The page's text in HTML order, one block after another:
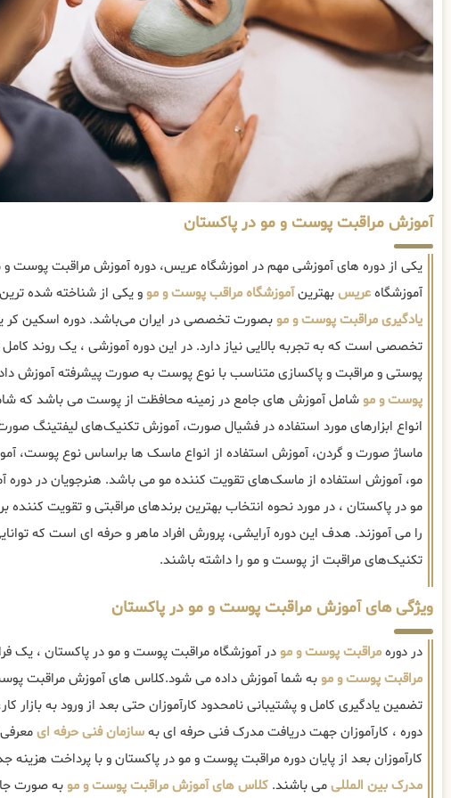
آموزش مراقبت پوست و مو در پاکستان
یکی از دوره های آموزشی مهم در اموزشگاه عریس، دوره آموزش مراقبت پوست
آموزشگاهعریسبهترینآموزشگاه مراقب پوست و موو یکی از شناخته شده
یادگیری مراقبت پوست و موبصورت تخصصی در ایران می‌باشد. دوره اسکین کر
تخصصی است که به تجربه بالایی نیاز دارد. در این دوره آموزشی ، یک روند
پوستی و مراقبت و پاکسازی متناسب با نوع پوست به صورت پیشرفته آموزش
پوست و موشامل آموزش های جامع در زمینه محافظت از پوست می باشد که
انواع ابزارهای مورد استفاده در فشیال صورت، آموزش تکنیک‌های لیفتینگ
ماساژ صورت و گردن، آموزش استفاده از انواع ماسک ها براساس نوع پوست،
مو، آموزش استفاده از ماسک‌های تقویت کننده مو می باشد. هنرجویان در
مو در پاکستان ، در مورد نحوه انتخاب بهترین برندهای مراقبتی و تقویت
را می آموزند. هدف این دوره آرایشی، پرورش افراد ماهر و حرفه ای است که
تکنیک‌های مراقبت از پوست و مو را داشته باشند.
ویژگی های آموزش مراقبت پوست و مو در پاکستان
در دورهمراقبت پوست و مودر آموزشگاه مراقبت پوست و مو در پاکستان ، یک
مراقبت پوست و موبه شما آموزش داده می شود.کلاس های آموزش مراقبت
تضمین یادگیری کامل و پشتیبانی نامحدود کارآموزان حتی بعد از ورود به بازار
دوره ، کارآموزان جهت دریافت مدرک فنی حرفه ای بهسازمان فنی حرفه ای
کارآموزان بعد از پایان دوره مراقبت پوست و مو در پاکستان و با پرداخت هزینه
مدرک بین المللیمی باشند. کلاس های آموزش مراقبت پوست و موبه صورت